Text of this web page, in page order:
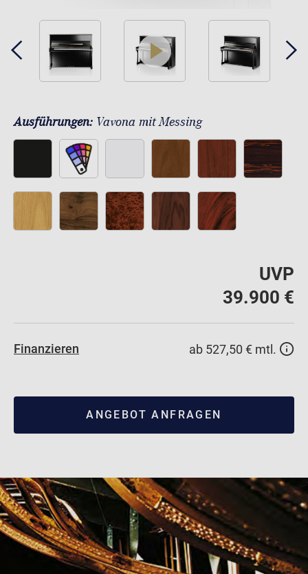
play
Ausführungen: Vavona mit Messing
UVP
39.900 €
Finanzieren ab 527,50 € mtl.
ANGEBOT ANFRAGEN